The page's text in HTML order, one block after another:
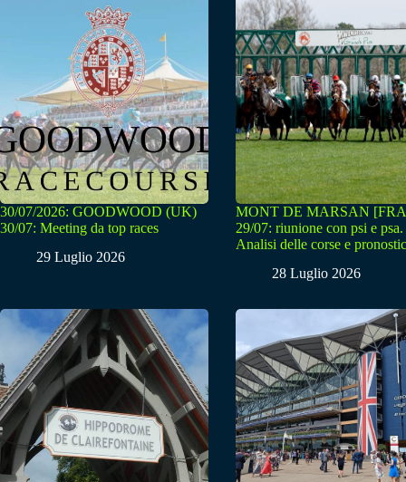
30/07/2026: GOODWOOD (UK)
30/07: Meeting da top races
29 Luglio 2026
MONT DE MARSAN
29/07: riunione con psi e psa.
Analisi delle corse e
28 Luglio 2026